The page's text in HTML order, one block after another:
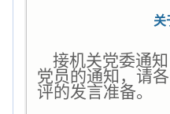
关
接机关党委通知
党员的通知，请
评的发言准备。